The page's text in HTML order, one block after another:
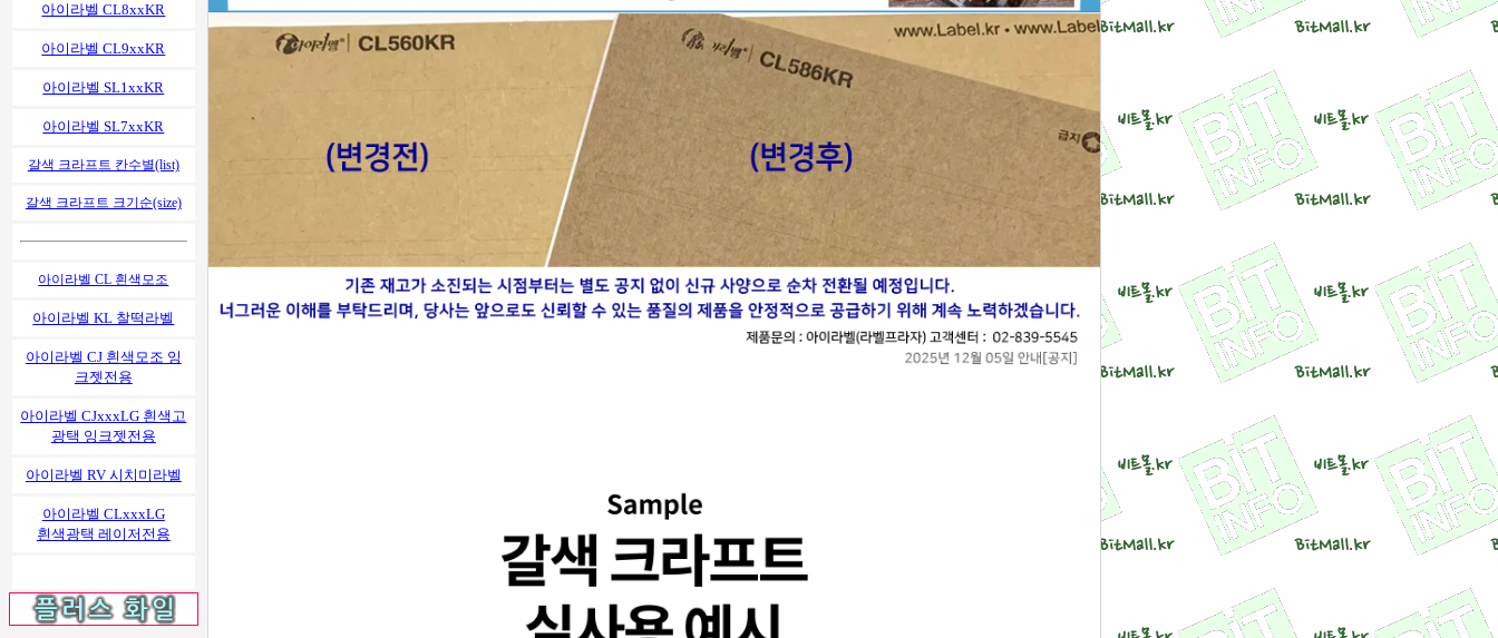
아이라벨 CL8xxKR
아이라벨 CL9xxKR
아이라벨 SL1xxKR
아이라벨 SL7xxKR
갈색 크라프트 칸수별(list)
갈색 크라프트 크기순(size)
아이라벨 CL 흰색모조
아이라벨 KL 찰떡라벨
아이라벨 CJ 흰색모조 잉
크젯전용
아이라벨 CJxxxLG 흰색고
광택 잉크젯전용
아이라벨 RV 시치미라벨
아이라벨 CLxxxLG
흰색광택 레이저전용